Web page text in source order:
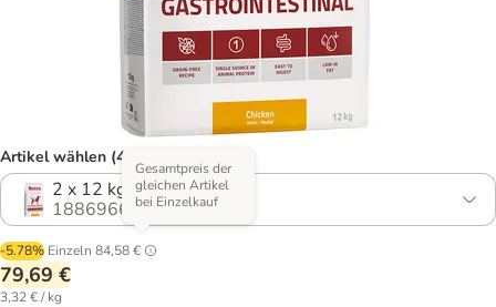
Artikel wählen (4 Varianten)
2 x 12 kg
1886966.3
-5.78% Einzeln 84,58 €
Gesamtpreis der
gleichen Artikel
bei Einzelkauf
79,69 €
3,32 € / kg